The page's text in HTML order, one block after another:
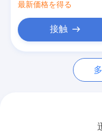
私達に連絡しなさ
引用を要求しなさ
磁気ポリマー ビ
最新価格を得る
接触